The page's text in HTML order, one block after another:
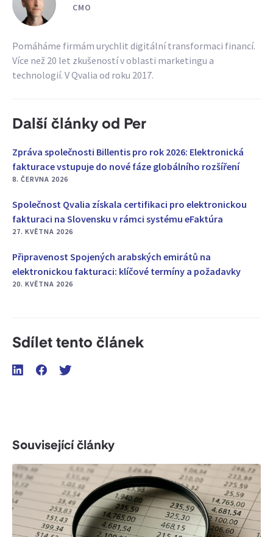
CMO
Pomáháme firmám urychlit digitální transformaci financí.
Více než 20 let zkušeností v oblasti marketingu a
technologií. V Qvalia od roku 2017.
Další články od Per
Zpráva společnosti Billentis pro rok 2026: Elektronická
fakturace vstupuje do nové fáze globálního rozšíření
8. ČERVNA 2026
Společnost Qvalia získala certifikaci pro elektronickou
fakturaci na Slovensku v rámci systému eFaktúra
27. KVĚTNA 2026
Připravenost Spojených arabských emirátů na
elektronickou fakturaci: klíčové termíny a požadavky
20. KVĚTNA 2026
Sdílet tento článek
Související články